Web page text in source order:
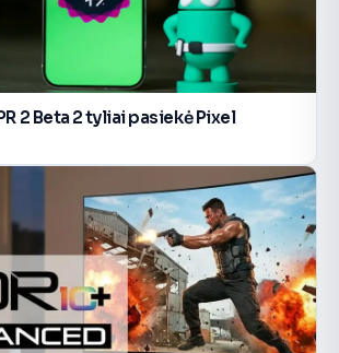
2 Beta 2 tyliai pasiekė Pixel